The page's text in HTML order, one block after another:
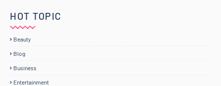
HOT TOPIC
Beauty
Blog
Business
Entertainment